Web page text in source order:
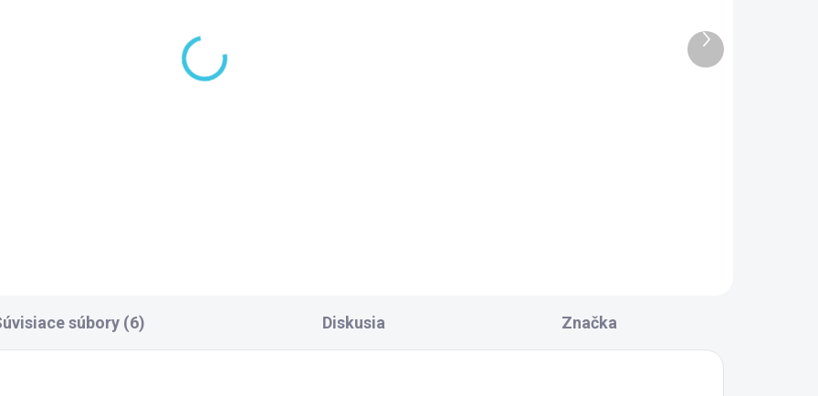
DNÍ
(10 KS)
Ďalší
produkt
súbory (6) Diskusia Značka